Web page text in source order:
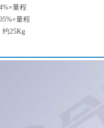
量程
量程
约25Kg